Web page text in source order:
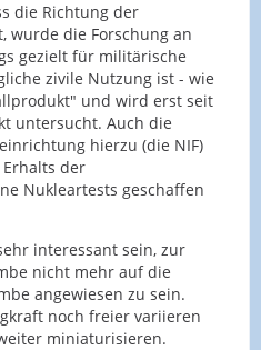
die Richtung der
wurde die Forschung an
gezielt für militärische
zivile Nutzung ist - wie
und wird erst seit
untersucht. Auch die
hierzu (die NIF)
der
Nukleartests geschaffen
interessant sein, zur
nicht mehr auf die
angewiesen zu sein.
noch freier variieren
miniaturisieren.